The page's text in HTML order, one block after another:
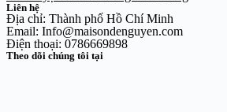
Liên hệ
Địa chỉ: Thành phố Hồ Chí Minh
Email: Info@maisondenguyen.com
Điện thoại: 0786669898
Theo dõi chúng tôi tại